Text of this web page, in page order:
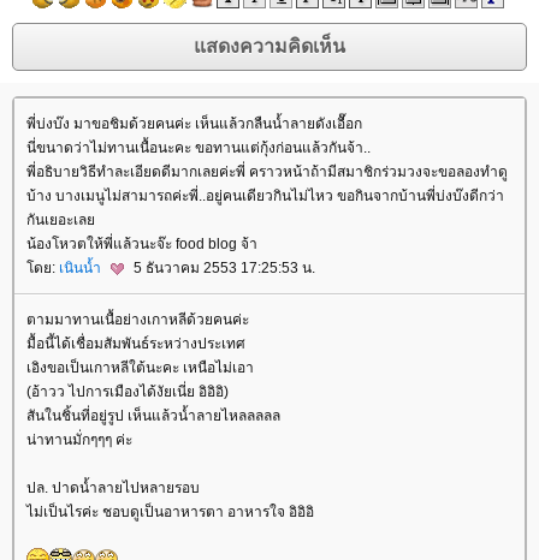
พี่บ่งบ๊ง มาขอชิมด้วยคนค่ะ เห็นแล้วกลืนน้ำลายดังเอื๊อก
นี่ขนาดว่าไม่ทานเนื้อนะคะ ขอทานแต่กุ้งก่อนแล้วกันจ้า..
พี่อธิบายวิธีทำละเอียดดีมากเลยค่ะพี่ คราวหน้าถ้ามีสมาชิกร่วมวงจะขอลองทำดู
บ้าง บางเมนูไม่สามารถค่ะพี่..อยู่คนเดียวกินไม่ไหว ขอกินจากบ้านพี่บ่งบ๊งดีกว่า
กันเยอะเล
น้องโหวตให้พี่แล้วนะจ๊ะ food blog จ้า
ดย: เนินน้ำ 5 ธันวาคม 2553 17:25:53 น.
ตามมาทานเนื้อย่างเกาหลีด้วยคนค่ะ
มื้อนี้ได้เชื่อมสัมพันธ์ระหว่างประเทศ
เอิงขอเป็นเกาหลีใต้นะคะ เหนือไม่เอา
(อ้าวว ไปการเมืองได้งัยเนี่ย อิอิอิ)
สันในชิ้นที่อยู่รูป เห็นแล้วน้ำลายไหลลลลล
น่าทานมั่กๆๆๆ ค่ะ
ปล. ปาดน้ำลายไปหลายรอบ
ไม่เป็นไรค่ะ ชอบดูเป็นอาหารตา อาหารใจ อิอิอิ